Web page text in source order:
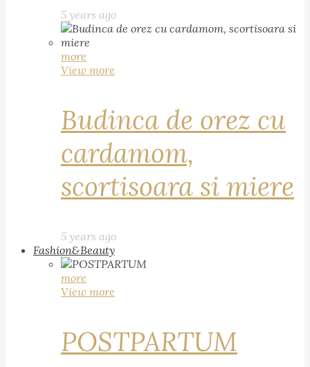
5 years ago
more
View more
Budinca de orez cu
cardamom,
scortisoara si miere
5 years ago
Fashion&Beauty
more
View more
POSTPARTUM